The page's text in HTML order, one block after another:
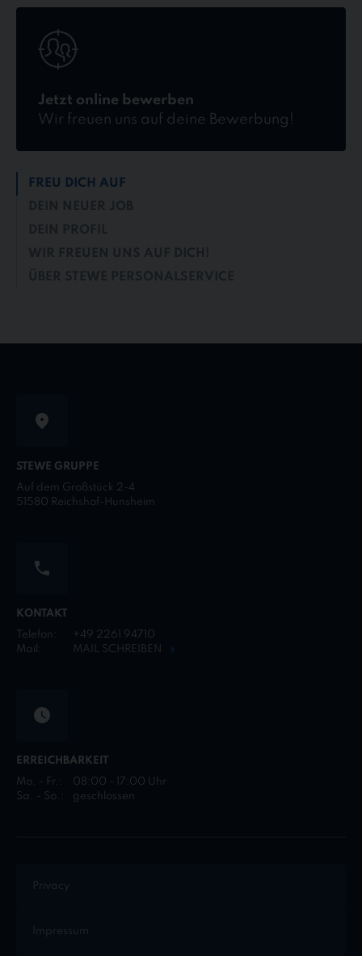
Jetzt online bewerben
Wir freuen uns auf deine Bewerbung!
online
bewerben
FREU DICH AUF
STEWE GRUPPE
Auf dem Großstück 2-4
51580 Reichshof-Hunsheim
KONTAKT
Telefon:
+49 2261 94710
Mail:
MAIL SCHREIBEN
ERREICHBARKEIT
Mo. - Fr.:
08:00 - 17:00 Uhr
Sa. - So.:
geschlossen
Privacy
Impressum